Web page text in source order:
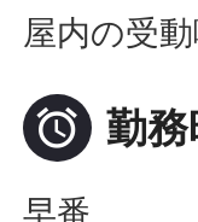
屋内の受
 勤務
早番